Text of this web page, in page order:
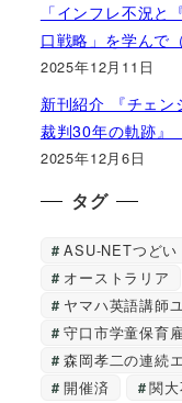
「インフレ不況
口戦略」を学んで
2025年12月11日
新刊紹介 『チェ
裁判30年の軌跡』
2025年12月6日
タグ
ASU-NETつどい
オーストラリア
ヤマハ英語講師
守口市学童保育
森岡孝二の連続
開催済
関